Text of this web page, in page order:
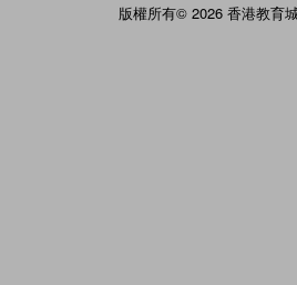
版權所有© 2026 香港教育